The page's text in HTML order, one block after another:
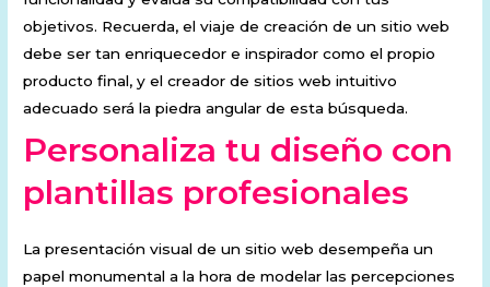
objetivos. Recuerda, el viaje de creación de un sitio web
debe ser tan enriquecedor e inspirador como el propio
producto final, y el creador de sitios web intuitivo
adecuado será la piedra angular de esta búsqueda.
Personaliza tu diseño con
plantillas profesionales
La presentación visual de un sitio web desempeña un
papel monumental a la hora de modelar las percepciones